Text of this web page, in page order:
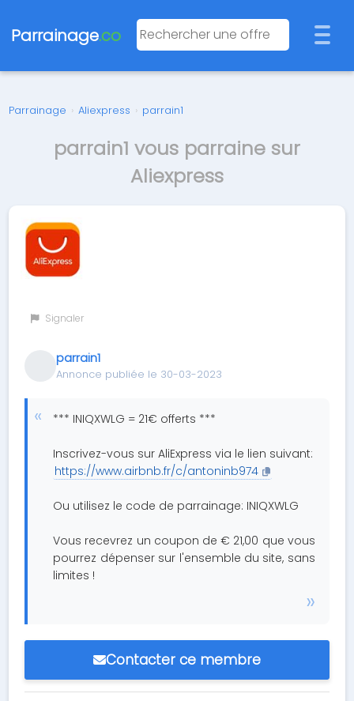
Parrainage.co
Parrainage › Aliexpress › parrain1
parrain1 vous parraine sur
Aliexpress
Signaler
parrain1
Annonce publiée le 30-03-2023
*** INIQXWLG = 21€ offerts ***
Inscrivez-vous sur AliExpress via le lien suivant:
https://www.airbnb.fr/c/antoninb974
Ou utilisez le code de parrainage: INIQXWLG
Vous recevrez un coupon de € 21,00 que vous
pourrez dépenser sur l'ensemble du site, sans
limites !
Contacter ce membre